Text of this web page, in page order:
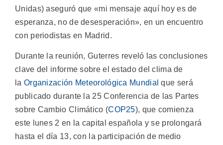
Unidas) aseguró que «mi mensaje aquí hoy es de
esperanza, no de desesperación», en un encuentro
con periodistas en Madrid.
Durante la reunión, Guterres reveló las conclusiones
clave del informe sobre el estado del clima de
la Organización Meteorológica Mundial que será
publicado durante la 25 Conferencia de las Partes
sobre Cambio Climático (COP25), que comienza
este lunes 2 en la capital española y se prolongará
hasta el día 13, con la participación de medio